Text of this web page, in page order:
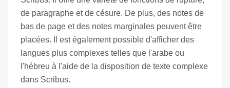
de paragraphe et de césure. De plus, des notes de
bas de page et des notes marginales peuvent être
placées. Il est également possible d'afficher des
langues plus complexes telles que l'arabe ou
l'hébreu à l'aide de la disposition de texte complexe
dans Scribus.